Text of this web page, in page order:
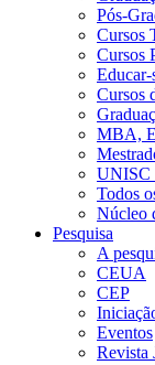
Pós-
Cursos
Cursos
Educar-
Cursos
MBA,
UNISC
Todos
Núcleo
Pesquisa
A
CEUA
CEP
Eventos
Revista